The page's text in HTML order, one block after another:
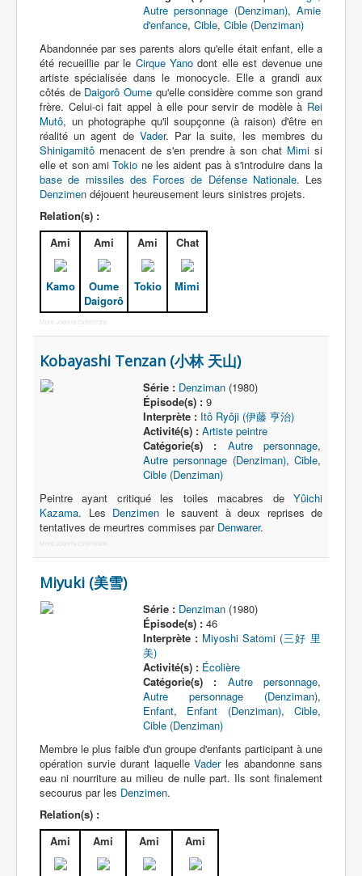
Autre personnage (Denziman), Amie
d'enfance, Cible, Cible (Denziman)
Abandonnée par ses parents alors qu'elle était enfant, elle a
été recueillie par le Cirque Yano dont elle est devenue une
artiste spécialisée dans le monocycle. Elle a grandi aux
côtés de Daigorô Oumequ'elle considère comme son grand
frère. Celui-ci fait appel à elle pour servir de modèle à Rei
Mutô, un photographe qu'il soupçonne (à raison) d'être en
réalité un agent de Vader. Par la suite, les membres du
Shinigamitô menacent de s'en prendre à son chat Mimi si
elle et son amiTokio ne les aident pas à s'introduire dans la
base de missiles des Forces de Défense Nationale. Les
Denzimen déjouent heureusement leurs sinistres projets.
Relation(s) :
Ami
Kamo
Ami
Oume
Daigorô
Ami
Tokio
Chat
Mimi
More Joomla Extensions
Kobayashi Tenzan (小林 天山)
Série : Denziman(1980)
Épisode(s) :9
Interprète : Itô Ryôji (伊藤 亨治)
Activité(s) : Artiste peintre
Catégorie(s) :
Autre personnage,
Autre personnage (Denziman), Cible,
Cible (Denziman)
Peintre ayant critiqué les toiles macabres de Yûichi
Kazama. Les Denzimen le sauvent à deux reprises de
tentatives de meurtres commises par Denwarer.
More Joomla Extensions
Miyuki (美雪)
Série : Denziman(1980)
Épisode(s) :46
Interprète : Miyoshi Satomi (三好 里
美)
Activité(s) : Écolière
Catégorie(s) :
Autre personnage,
Autre personnage (Denziman),
Enfant, Enfant (Denziman),Cible,
Cible (Denziman)
Membre le plus faible d'un groupe d'enfants participant à une
opération survie durant laquelleVaderles abandonne sans
eau ni nourriture au milieu de nulle part. Ils sont finalement
secourus par les Denzimen.
Relation(s) :
Ami
Ami Ami Ami